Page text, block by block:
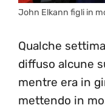
John Elkann figli in
Qualche
diffuso alcune
mentre era in
mettendo in